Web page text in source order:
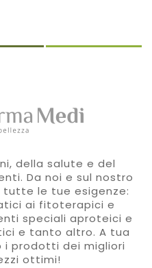
della salute e del
Da noi e sul nostro
le tue esigenze:
ai fitoterapici e
speciali aproteici e
e tanto altro. A tua
i prodotti dei migliori
ottimi!